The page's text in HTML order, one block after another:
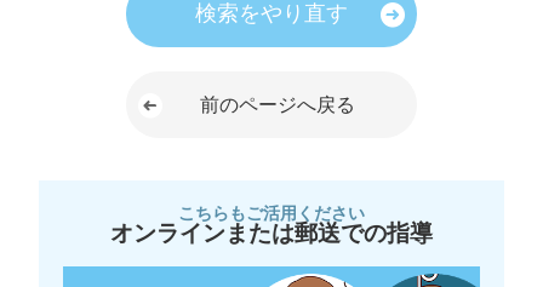
検索をやり直す
前のページへ戻る
こちらもご活用ください
オンラインまたは郵送での指導